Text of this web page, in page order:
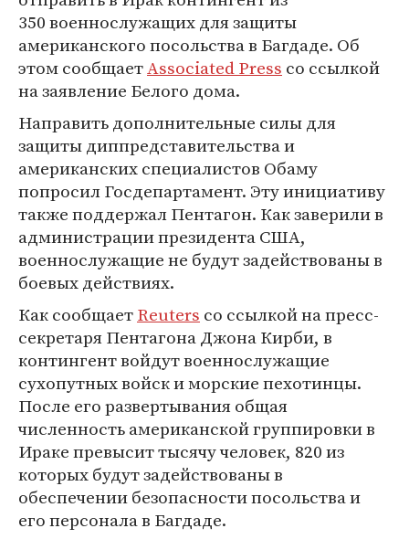
350 военнослужащих для защиты
американского посольства в Багдаде. Об
этом сообщаетAssociated Press со ссылкой
на заявление Белого дома.
Направить дополнительные силы для
защиты диппредставительства и
американских специалистов Обаму
попросил Госдепартамент. Эту инициативу
также поддержал Пентагон. Как заверили в
администрации президента США,
военнослужащие не будут задействованы в
боевых действиях.
Как сообщаетReuters со ссылкой на пресс-
секретаря Пентагона Джона Кирби, в
контингент войдут военнослужащие
сухопутных войск и морские пехотинцы.
После его развертывания общая
численность американской группировки в
Ираке превысит тысячу человек, 820 из
которых будут задействованы в
обеспечении безопасности посольства и
его персонала в Багдаде.